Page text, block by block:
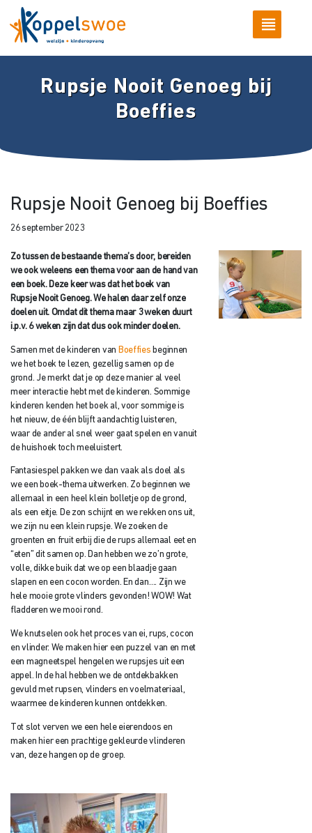
Rupsje Nooit Genoeg bij
Boeffies
Rupsje Nooit Genoeg bij Boeffies
26 september 2023
Zo tussen de bestaande thema’s door, bereiden
we ook weleens een thema voor aan de hand van
een boek. Deze keer was dat het boek van
Rupsje Nooit Genoeg. We halen daar zelf onze
doelen uit. Omdat dit thema maar 3 weken duurt
i.p.v. 6 weken zijn dat dus ook minder doelen.
Samen met de kinderen van Boeffies beginnen
we het boek te lezen, gezellig samen op de
grond. Je merkt dat je op deze manier al veel
meer interactie hebt met de kinderen. Sommige
kinderen kenden het boek al, voor sommige is
het nieuw, de één blijft aandachtig luisteren,
waar de ander al snel weer gaat spelen en vanuit
de huishoek toch meeluistert.
Fantasiespel pakken we dan vaak als doel als
we een boek-thema uitwerken. Zo beginnen we
allemaal in een heel klein bolletje op de grond,
als een eitje. De zon schijnt en we rekken ons uit,
we zijn nu een klein rupsje. We zoeken de
groenten en fruit erbij die de rups allemaal eet en
“eten” dit samen op. Dan hebben we zo’n grote,
volle, dikke buik dat we op een blaadje gaan
slapen en een cocon worden. En dan…. Zijn we
hele mooie grote vlinders gevonden! WOW! Wat
fladderen we mooi rond.
We knutselen ook het proces van ei, rups, cocon
en vlinder. We maken hier een puzzel van en met
een magneetspel hengelen we rupsjes uit een
appel. In de hal hebben we de ontdekbakken
gevuld met rupsen, vlinders en voelmateriaal,
waarmee de kinderen kunnen ontdekken.
Tot slot verven we een hele eierendoos en
maken hier een prachtige gekleurde vlinderen
van, deze hangen op de groep.